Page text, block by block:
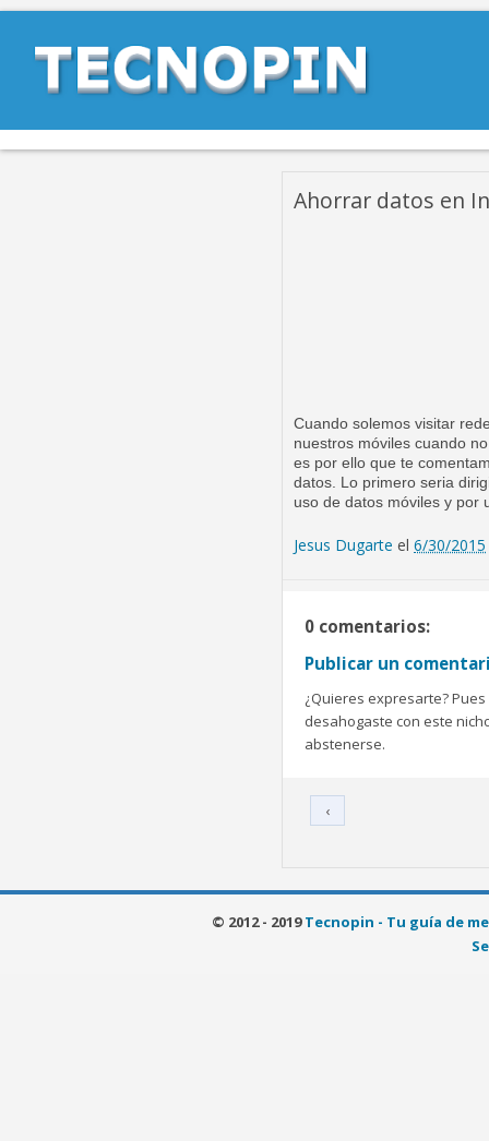
Ahorrar datos en
Cuando solemos visitar
nuestros móviles cuando
es por ello que te
datos. Lo primero seria
uso de datos móviles y por
Jesus Dugarte el 6/30/2015
0 comentarios:
Publicar un
¿Quieres expresarte?
desahogaste con este
abstenerse.
‹
© 2012 - 2019Tecnopin - Tu guía de